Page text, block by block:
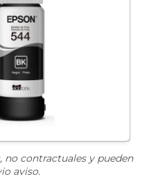
no contractuales y pueden
aviso.